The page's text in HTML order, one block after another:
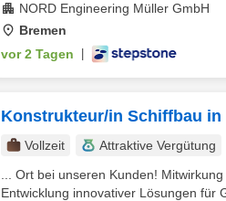
NORD Engineering Müller GmbH
Bremen
vor 2 Tagen
Konstrukteur/in Schiffbau in
Vollzeit Attraktive Vergütung
... Ort bei unseren Kunden!
Entwicklung innovativer Lösungen für